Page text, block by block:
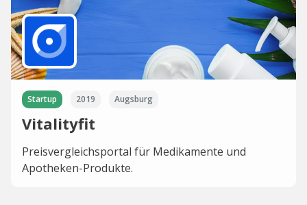
Startup 2019 Augsburg
Vitalityfit
Preisvergleichsportal für Medikamente und
Apotheken-Produkte.